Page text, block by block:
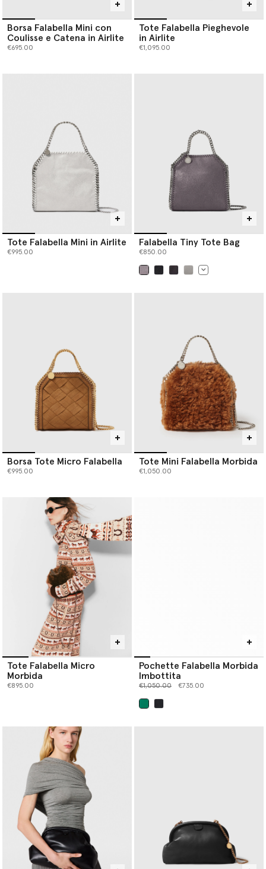
Borsa Falabella Mini con
Coulisse e Catena in Airlite
€695.00
Tote Falabella Pieghevole
in Airlite
€1,095.00
Tote Falabella Mini in Airlite
€995.00
Falabella Tiny Tote Bag
€850.00
Borsa Tote Micro Falabella
€995.00
Tote Mini Falabella Morbida
€1,050.00
Tote Falabella Micro
Morbida
€895.00
Pochette Falabella Morbida
Imbottita
Prezzo ridotto da
€1,050.00a €735.00